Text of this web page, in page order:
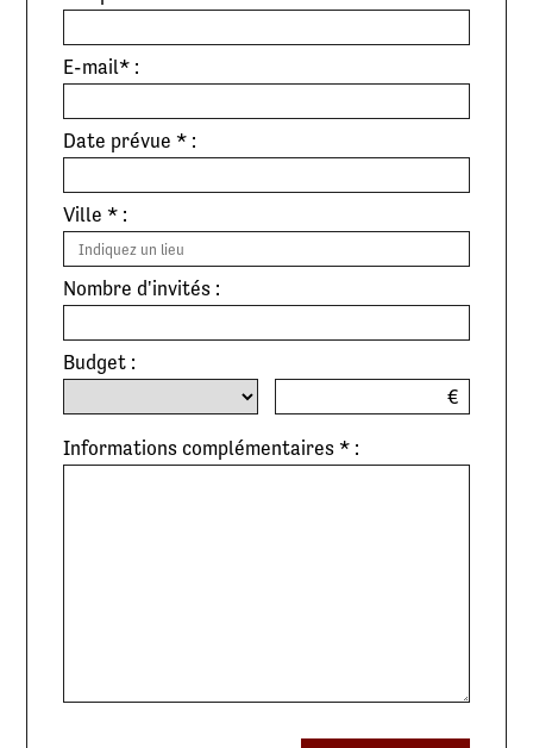
E-mail* :
Date prévue * :
Ville * :
Nombre d'invités :
Budget :
€
Informations complémentaires * :